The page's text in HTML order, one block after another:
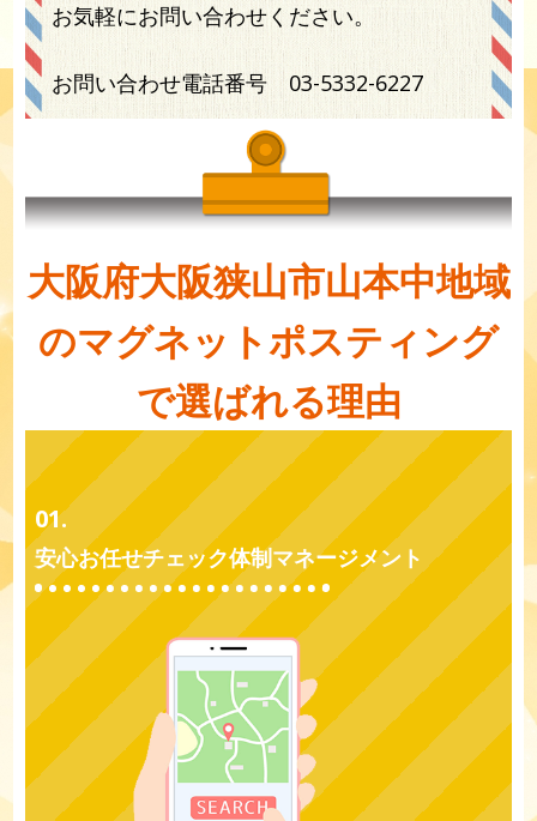
お気軽にお問い合わせください。
お問い合わせ電話番号 03-5332-6227
大阪府大阪狭山市山本中地域
のマグネットポスティング
で選ばれる理由
01.
安心お任せチェック体制マネージメント